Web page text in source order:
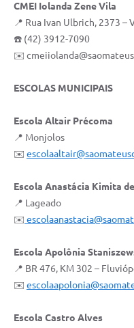
CMEI Iolanda Zene Vila
📍 Rua Ivan Ulbrich, 2373 –
☎️ (42) 3912-7090
✉️
ESCOLAS MUNICIPAIS
Escola Altair Précoma
📍 Monjolos
✉️
Escola Anastácia Kimita
📍 Lageado
✉️
Escola Apolônia
📍 BR 476, KM 302 –
✉️
Escola Castro Alves